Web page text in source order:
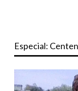
Especial: